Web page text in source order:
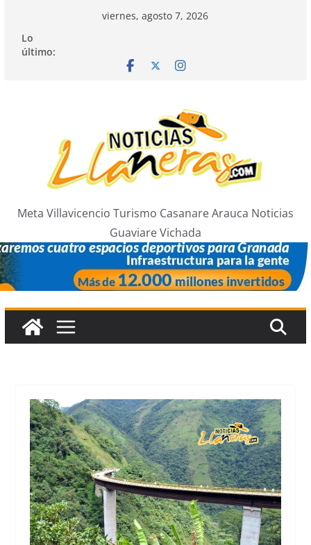
contenido
viernes, agosto 7, 2026
Lo
último:
Meta Villavicencio Turismo Casanare Arauca Noticias
Guaviare Vichada